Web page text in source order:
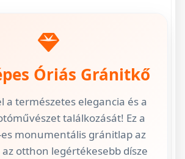
Óriás Gránitkő
a természetes elegancia és a
találkozását! Ez a
monumentális gránitlap az
otthon legértékesebb dísze